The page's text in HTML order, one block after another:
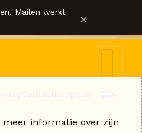
Mailen werkt ×
meer informatie over zijn